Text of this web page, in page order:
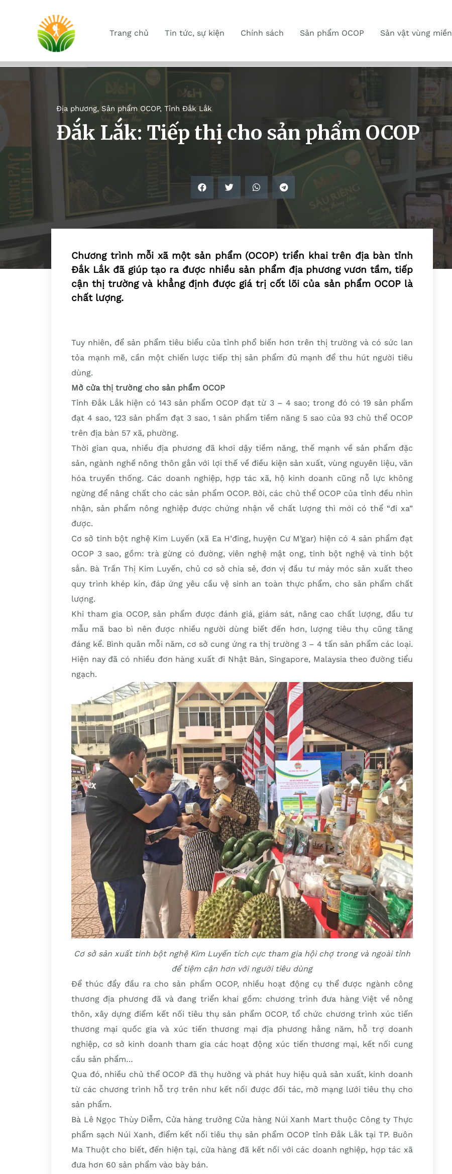
Trang chủ Tin tức, sự kiện Chính sách Sản phẩm OCOP Sản vật vùng miền
Địa phương, Sản phẩm OCOP, Tỉnh Đắk Lắk
Đắk Lắk: Tiếp thị cho sản phẩm OCOP
Chương trình mỗi xã một sản phẩm (OCOP) triển khai trên địa bàn tỉnh
Đắk Lắk đã giúp tạo ra được nhiều sản phẩm địa phương vươn tầm, tiếp
cận thị trường và khẳng định được giá trị cốt lõi của sản phẩm OCOP là
chất lượng.
Tuy nhiên, để sản phẩm tiêu biểu của tỉnh phổ biến hơn trên thị trường và có sức lan
tỏa mạnh mẽ, cần một chiến lược tiếp thị sản phẩm đủ mạnh để thu hút người tiêu
dùng.
Mở cửa thị trường cho sản phẩm OCOP
Tỉnh Đắk Lắk hiện có 143 sản phẩm OCOP đạt từ 3 – 4 sao; trong đó có 19 sản phẩm
đạt 4 sao, 123 sản phẩm đạt 3 sao, 1 sản phẩm tiềm năng 5 sao của 93 chủ thể OCOP
trên địa bàn 57 xã, phường.
Thời gian qua, nhiều địa phương đã khơi dậy tiềm năng, thế mạnh về sản phẩm đặc
sản, ngành nghề nông thôn gắn với lợi thế về điều kiện sản xuất, vùng nguyên liệu, văn
hóa truyền thống. Các doanh nghiệp, hợp tác xã, hộ kinh doanh cũng nỗ lực không
ngừng để nâng chất cho các sản phẩm OCOP. Bởi, các chủ thể OCOP của tỉnh đều nhìn
nhận, sản phẩm nông nghiệp được chứng nhận về chất lượng thì mới có thể “đi xa”
được.
Cơ sở tinh bột nghệ Kim Luyến (xã Ea H’đing, huyện Cư M’gar) hiện có 4 sản phẩm đạt
OCOP 3 sao, gồm: trà gừng có đường, viên nghệ mật ong, tinh bột nghệ và tinh bột
sắn. Bà Trần Thị Kim Luyến, chủ cơ sở chia sẻ, đơn vị đầu tư máy móc sản xuất theo
quy trình khép kín, đáp ứng yêu cầu vệ sinh an toàn thực phẩm, cho sản phẩm chất
lượng.
Khi tham gia OCOP, sản phẩm được đánh giá, giám sát, nâng cao chất lượng, đầu tư
mẫu mã bao bì nên được nhiều người dùng biết đến hơn, lượng tiêu thụ cũng tăng
đáng kể. Bình quân mỗi năm, cơ sở cung ứng ra thị trường 3 – 4 tấn sản phẩm các loại.
Hiện nay đã có nhiều đơn hàng xuất đi Nhật Bản, Singapore, Malaysia theo đường tiểu
ngạch.
Cơ sở sản xuất tinh bột nghệ Kim Luyến tích cực tham gia hội chợ trong và ngoài tỉnh
để tiệm cận hơn với người tiêu dùng
Để thúc đẩy đầu ra cho sản phẩm OCOP, nhiều hoạt động cụ thể được ngành công
thương địa phương đã và đang triển khai gồm: chương trình đưa hàng Việt về nông
thôn, xây dựng điểm kết nối tiêu thụ sản phẩm OCOP, tổ chức chương trình xúc tiến
thương mại quốc gia và xúc tiến thương mại địa phương hằng năm, hỗ trợ doanh
nghiệp, cơ sở kinh doanh tham gia các hoạt động xúc tiến thương mại, kết nối cung
cầu sản phẩm…
Qua đó, nhiều chủ thể OCOP đã thụ hưởng và phát huy hiệu quả sản xuất, kinh doanh
từ các chương trình hỗ trợ trên như kết nối được đối tác, mở mạng lưới tiêu thụ cho
sản phẩm.
Bà Lê Ngọc Thùy Diễm, Cửa hàng trưởng Cửa hàng Núi Xanh Mart thuộc Công ty Thực
phẩm sạch Núi Xanh, điểm kết nối tiêu thụ sản phẩm OCOP tỉnh Đắk Lắk tại TP. Buôn
Ma Thuột cho biết, đến hiện tại, cửa hàng đã kết nối với các doanh nghiệp, hợp tác xã
đưa hơn 60 sản phẩm vào bày bán.